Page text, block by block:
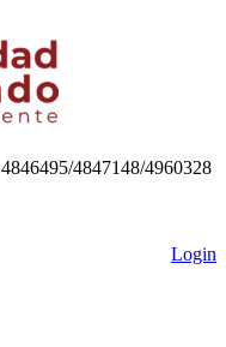
4846495/4847148/4960328
Login